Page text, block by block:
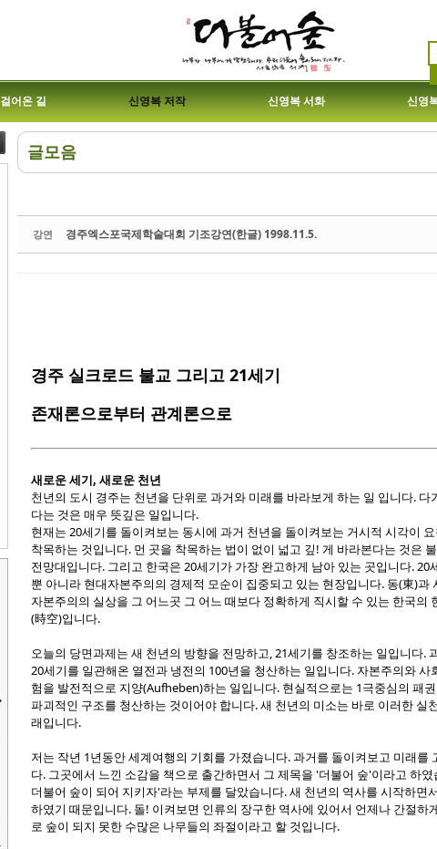
걸어온 길 신영복 저작 신영복 서화 신영
글모음
강연 경주엑스포국제학술대회 기조강연(한글) 1998.11.5.
경주 실크로드 불교 그리고 21세기
존재론으로부터 관계론으로
새로운세기, 새로운 천년
천년의 도시 경주는 천년을 단위로 과거와 미래를 바라보게 하는 일 입니다.
다는 것은 매우 뜻깊은 일입니다.
현재는 20세기를 돌이켜보는 동시에 과거 천년을 돌이켜보는 거시적 시각이
착목하는 것입니다. 먼 곳을 착목하는 법이 없이 넓고 깊! 게 바라본다는 것은
전망대입니다. 그리고 한국은 20세기가 가장 완고하게 남아 있는 곳입니다.
뿐 아니라 현대자본주의의 경제적 모순이 집중되고 있는 현장입니다. 동(東)과
자본주의의 실상을 그 어느곳 그 어느 때보다 정확하게 직시할 수 있는 한국의
(時空)입니다.
오늘의 당면과제는 새 천년의 방향을 전망하고, 21세기를 창조하는 일입니다.
20세기를 일관해온 열전과 냉전의 100년을 청산하는 일입니다. 자본주의와
험을 발전적으로 지양(Aufheben)하는 일입니다. 현실적으로는 1극중심의 패
파괴적인 구조를 청산하는 것이어야 합니다. 새 천년의 미소는 바로 이러한 실
래입니다.
저는 작년 1년동안 세계여행의 기회를 가졌습니다. 과거를 돌이켜보고 미래를
다. 그곳에서 느낀 소감을 책으로 출간하면서 그 제목을 '더불어 숲'이라고 하
더불어 숲이 되어 지키자'라는 부제를 달았습니다. 새 천년의 역사를 시작하
하였기 때문입니다. 돌! 이켜보면 인류의 장구한 역사에 있어서 언제나 간절
로 숲이 되지 못한 수많은 나무들의 좌절이라고 할 것입니다.
Sketchbook5, 스케치북5
Sketchbook5, 스케치북5